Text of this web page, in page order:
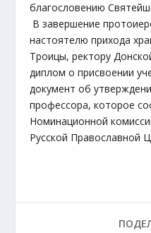
благословению
В завершение
настоятелю прихода
Троицы, ректору
диплом о присвоении
документ об
профессора, которое
Номинационной
Русской Православной